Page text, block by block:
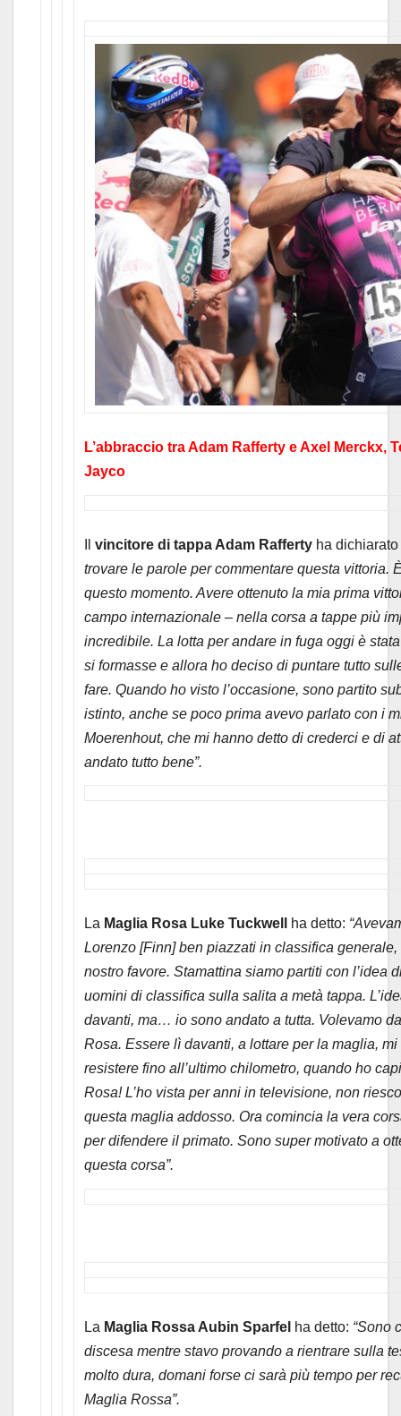
L’abbraccio tra Adam Rafferty e Axel Merckx,
Jayco
vincitore di tappa Adam Raffertyha dichiarato
trovare le parole per commentare questa vittoria.
questo momento. Avere ottenuto la mia prima
campo internazionale – nella corsa a tappe più
incredibile. La lotta per andare in fuga oggi è
si formasse e allora ho deciso di puntare tutto
fare. Quando ho visto l’occasione, sono partito
istinto, anche se poco prima avevo parlato con i
Moerenhout, che mi hanno detto di crederci e di
andato tutto bene”.
La Maglia Rosa Luke Tuckwell ha detto:
Lorenzo [Finn] ben piazzati in classifica
nostro favore. Stamattina siamo partiti con l’idea
uomini di classifica sulla salita a metà tappa.
davanti, ma… io sono andato a tutta. Volevamo
Rosa. Essere lì davanti, a lottare per la maglia,
resistere fino all’ultimo chilometro, quando ho
Rosa! L’ho vista per anni in televisione, non
questa maglia addosso. Ora comincia la vera
per difendere il primato. Sono super motivato a
questa corsa”.
La Maglia Rossa Aubin Sparfel ha detto: “Sono
discesa mentre stavo provando a rientrare sulla
molto dura, domani forse ci sarà più tempo per
Maglia Rossa”.